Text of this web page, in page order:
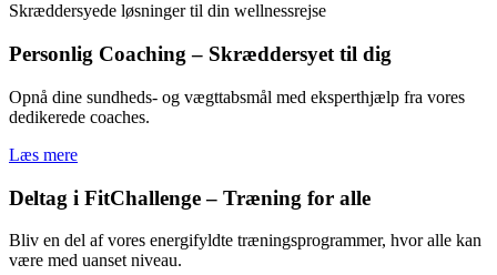
Skræddersyede løsninger til din wellnessrejse
Personlig Coaching – Skræddersyet til dig
Opnå dine sundheds- og vægttabsmål med eksperthjælp fra vores
dedikerede coaches.
Læs mere
Deltag i FitChallenge – Træning for alle
Bliv en del af vores energifyldte træningsprogrammer, hvor alle kan
være med uanset niveau.